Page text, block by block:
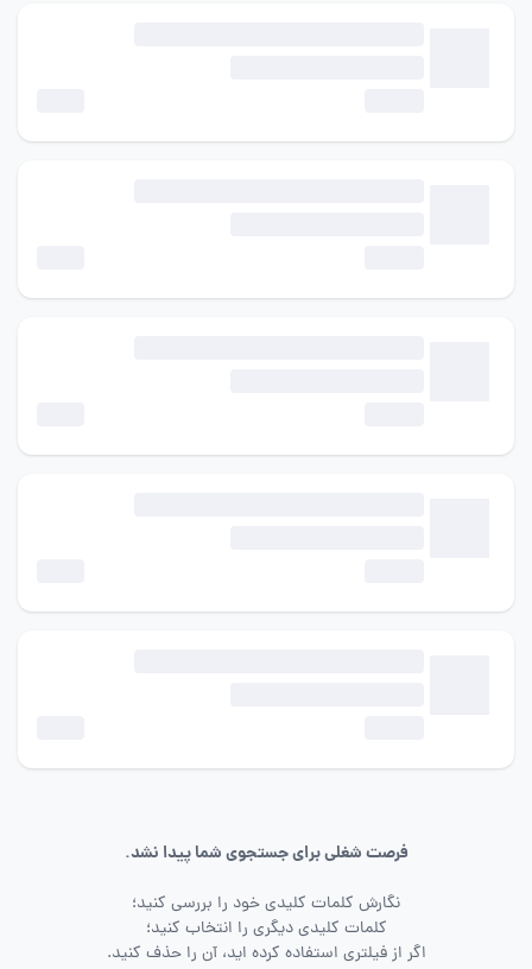
فرصت شغلی برای جستجوی شما پیدا نشد.
نگارش کلمات کلیدی خود را بررسی کنید؛
کلمات کلیدی دیگری را انتخاب کنید؛
اگر از فیلتری استفاده کرده اید، آن را حذف کنید.